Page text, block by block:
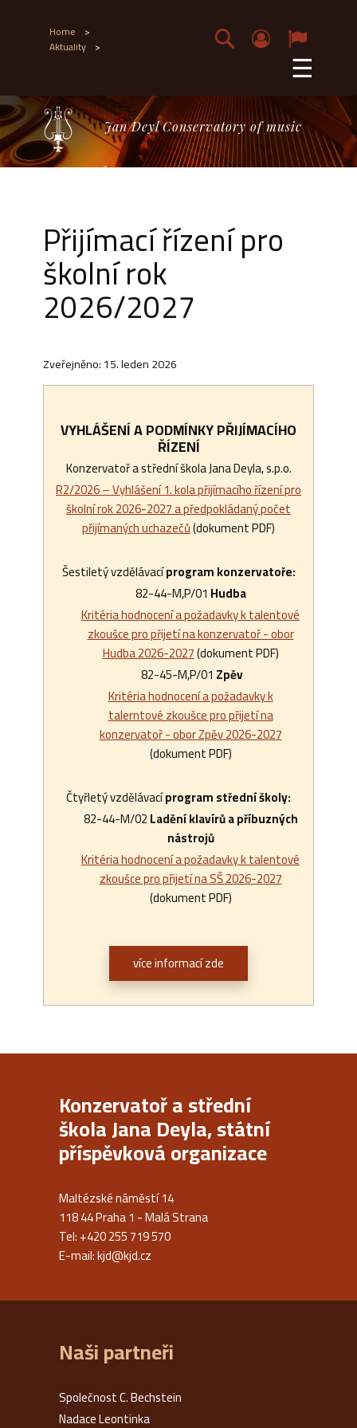
Home >
Aktuality > ☰
Jan Deyl Conservatory of music
Přijímací řízení pro
školní rok
2026/2027
Zveřejněno: 15. leden 2026
VYHLÁŠENÍ A PODMÍNKY PŘIJÍMACÍHO
ŘÍZENÍ
Konzervatoř a střední škola Jana Deyla, s.p.o.
R2/2026 – Vyhlášení 1. kola přijímacího řízení pro
školní rok 2026-2027 a předpokládaný počet
přijímaných uchazečů(dokument PDF)
Šestiletý vzdělávacíprogram konzervatoře:
82-44-M,P/01 Hudba
Kritéria hodnocení a požadavky k talentové
zkoušce pro přijetí na konzervatoř - obor
Hudba 2026-2027(dokument PDF)
82-45-M,P/01 Zpěv
Kritéria hodnocení a požadavky k
talerntové zkoušce pro přijetí na
konzervatoř - obor Zpěv 2026-2027
(dokument PDF)
Čtyřletý vzdělávacíprogram střední školy:
82-44-M/02Ladění klavírů a příbuzných
nástrojů
Kritéria hodnocení a požadavky k talentové
zkoušce pro přijetí na SŠ 2026-2027
(dokument PDF)
více informací zde
Konzervatoř a střední
škola Jana Deyla, státní
příspěvková organizace
Maltézské náměstí 14
118 44 Praha 1 - Malá Strana
Tel: +420 255 719 570
E-mail:kjd@kjd.cz
Naši partneři
Společnost C. Bechstein
Nadace Leontinka